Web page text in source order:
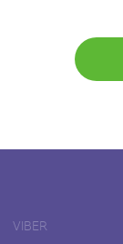
VIBER